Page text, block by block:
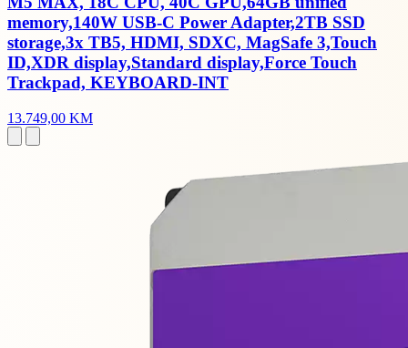
memory,140W USB-C Power Adapter,2TB SSD
storage,3x TB5, HDMI, SDXC, MagSafe 3,Touch
ID,XDR display,Standard display,Force Touch
Trackpad, KEYBOARD-INT
13.749,00 KM